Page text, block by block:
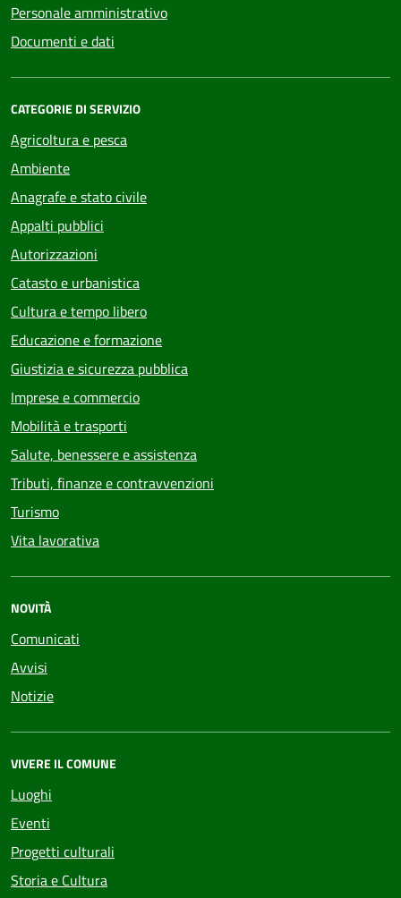
Personale amministrativo
Documenti e dati
CATEGORIE DI SERVIZIO
Agricoltura e pesca
Ambiente
Anagrafe e stato civile
Appalti pubblici
Autorizzazioni
Catasto e urbanistica
Cultura e tempo libero
Educazione e formazione
Giustizia e sicurezza pubblica
Imprese e commercio
Mobilità e trasporti
Salute, benessere e assistenza
Tributi, finanze e contravvenzioni
Turismo
Vita lavorativa
NOVITÀ
Comunicati
Avvisi
Notizie
VIVERE IL COMUNE
Luoghi
Eventi
Progetti culturali
Storia e Cultura